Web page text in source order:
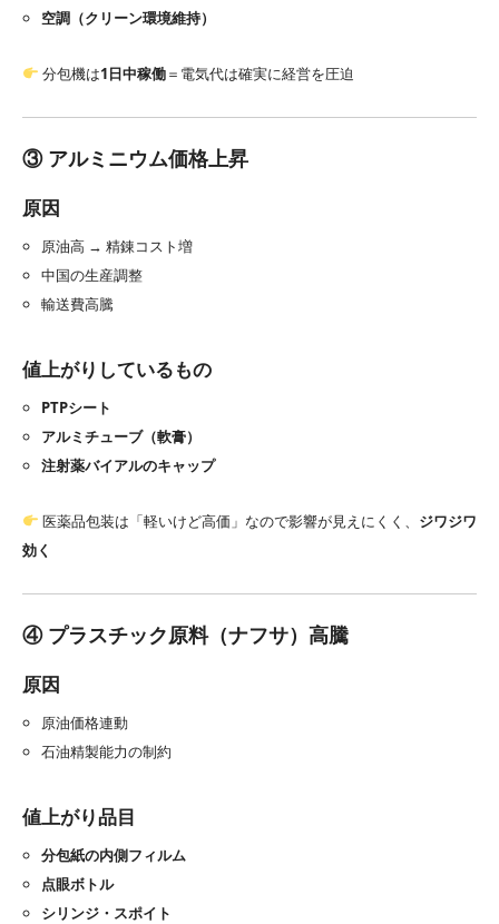
空調（クリーン環境維持）
分包機は1日中稼働＝電気代は確実に経営を圧迫
③ アルミニウム価格上昇
原因
原油高 → 精錬コスト増
中国の生産調整
輸送費高騰
値上がりしているもの
PTPシート
アルミチューブ（軟膏）
注射薬バイアルのキャップ
医薬品包装は「軽いけど高価」なので影響が見えにくく、 ジワジワ
効く
④ プラスチック原料（ナフサ）高騰
原因
原油価格連動
石油精製能力の制約
値上がり品目
分包紙の内側フィルム
点眼ボトル
シリンジ・スポイト